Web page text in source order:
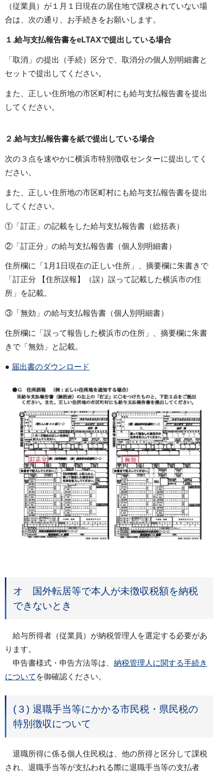
（従業員）が１月１日現在の居住地で課税されていない場
合は、次の通り、お手続きをお願いします。
１.給与支払報告書をeLTAXで提出している場合
「取消」の提出（手続）区分で、取消分の個人別明細書と
セットで提出してください。
また、正しい住所地の市区町村にも給与支払報告書を提出
してください。
２.給与支払報告書を紙で提出している場合
次の３点を速やかに横浜市特別徴収センターに提出してく
ださい。
また、正しい住所地の市区町村にも給与支払報告書を提出
してください。
①「訂正」の記載をした給与支払報告書（総括表）
②「訂正分」の給与支払報告書（個人別明細書）
住所欄に「1月1日現在の正しい住所」、摘要欄に朱書きで
「訂正分 【住所誤報】（誤）誤って記載した横浜市の住
所」を記載。
③「無効」の給与支払報告書（個人別明細書）
住所欄に「誤って報告した横浜市の住所」、摘要欄に朱書
きで「無効」と記載。
● 届出書のダウンロード
オ 国外転居等で本人が未徴収税額を納税
できないとき
給与所得者（従業員）が納税管理人を選定する必要があ
ります。
申告書様式・申告方法等は、 納税管理人に関する手続き
について を御確認ください。
(３) 退職手当等にかかる市民税・県民税の
特別徴収について
退職所得に係る個人住民税は、他の所得と区分して課税
され、退職手当等が支払われる際に退職手当等の支払者